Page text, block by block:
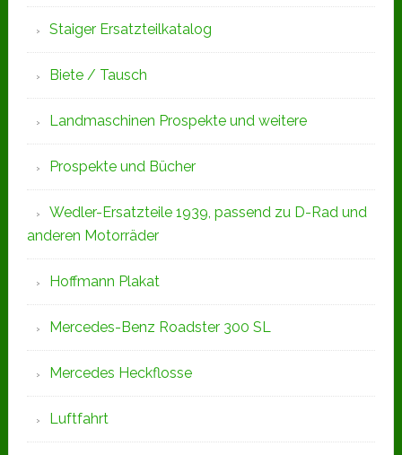
Staiger Ersatzteilkatalog
Biete / Tausch
Landmaschinen Prospekte und weitere
Prospekte und Bücher
Wedler-Ersatzteile 1939, passend zu D-Rad und
anderen Motorräder
Hoffmann Plakat
Mercedes-Benz Roadster 300 SL
Mercedes Heckflosse
Luftfahrt